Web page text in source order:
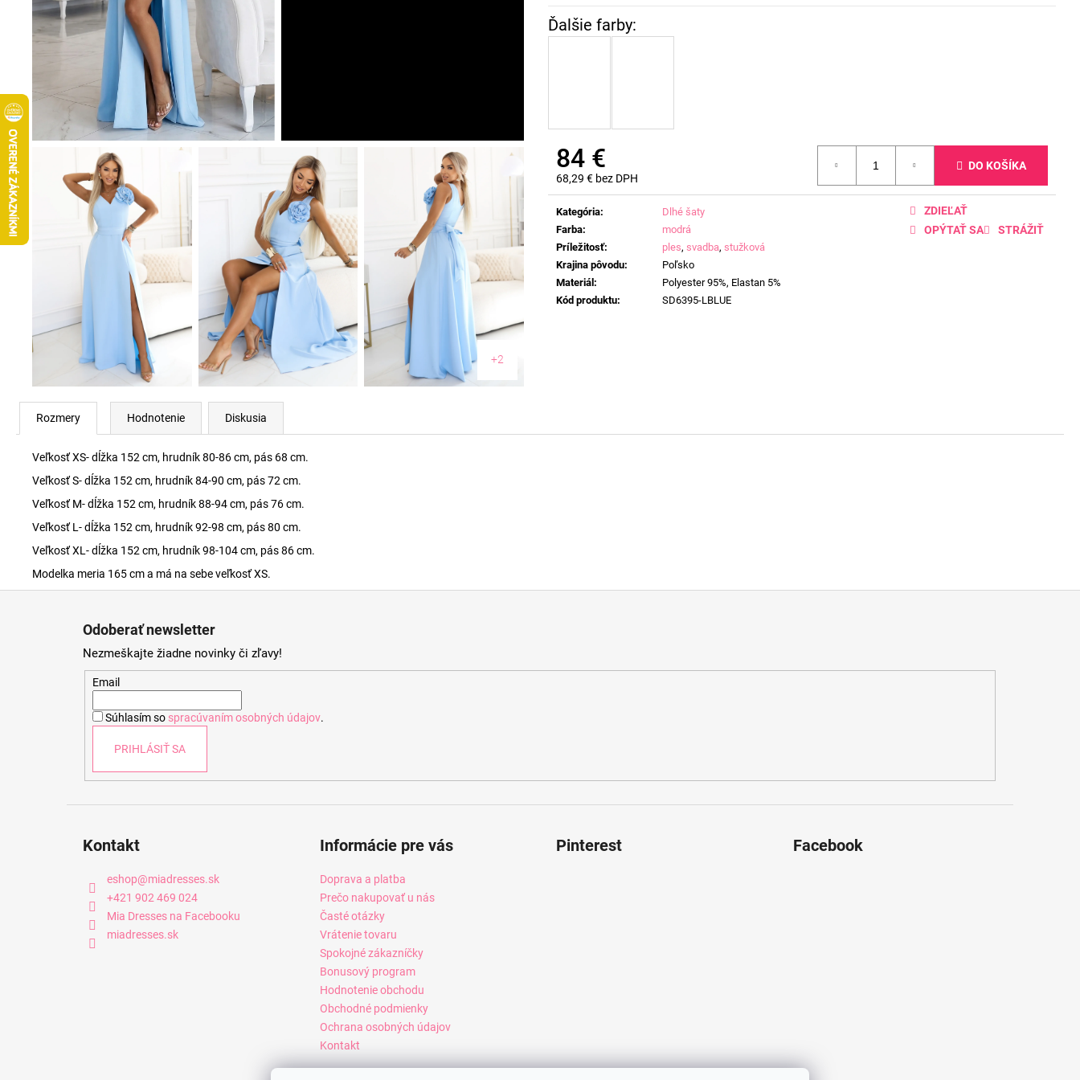
84 €
68,29 € bez DPH
Jednotková
cena:
DO KOŠÍKA
Kategória:
Dlhé šaty
Farba:
modrá
Príležitosť: ples, svadba, stužková
Krajina pôvodu:
Poľsko
Materiál:
Polyester 95%, Elastan 5%
Kód produktu: SD6395-LBLUE
OPÝTAŤ SA STRÁŽIŤ
ZDIEĽAŤ
+2
Rozmery Hodnotenie Diskusia
Veľkosť XS- dĺžka 152 cm, hrudník 80-86 cm, pás 68 cm.
Veľkosť S- dĺžka 152 cm, hrudník 84-90 cm, pás 72 cm.
Veľkosť M- dĺžka 152 cm, hrudník 88-94 cm, pás 76 cm.
Veľkosť L- dĺžka 152 cm, hrudník 92-98 cm, pás 80 cm.
Veľkosť XL- dĺžka 152 cm, hrudník 98-104 cm, pás 86 cm.
Modelka meria 165 cm a má na sebe veľkosť XS.
Odoberať newsletter
Nezmeškajte žiadne novinky či zľavy!
Email
Súhlasím so spracúvaním osobných údajov.
PRIHLÁSIŤ SA
Kontakt
eshop@miadresses.sk
+421 902 469 024
Mia Dresses na Facebooku
miadresses.sk
Informácie pre vás
Doprava a platba
Prečo nakupovať u nás
Časté otázky
Vrátenie tovaru
Spokojné zákazníčky
Bonusový program
Hodnotenie obchodu
Obchodné podmienky
Ochrana osobných údajov
Kontakt
Pinterest Facebook